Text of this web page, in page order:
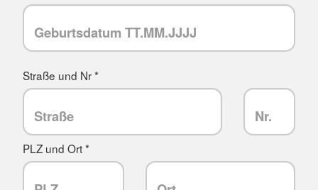
Straße und Nr *
PLZ und Ort *